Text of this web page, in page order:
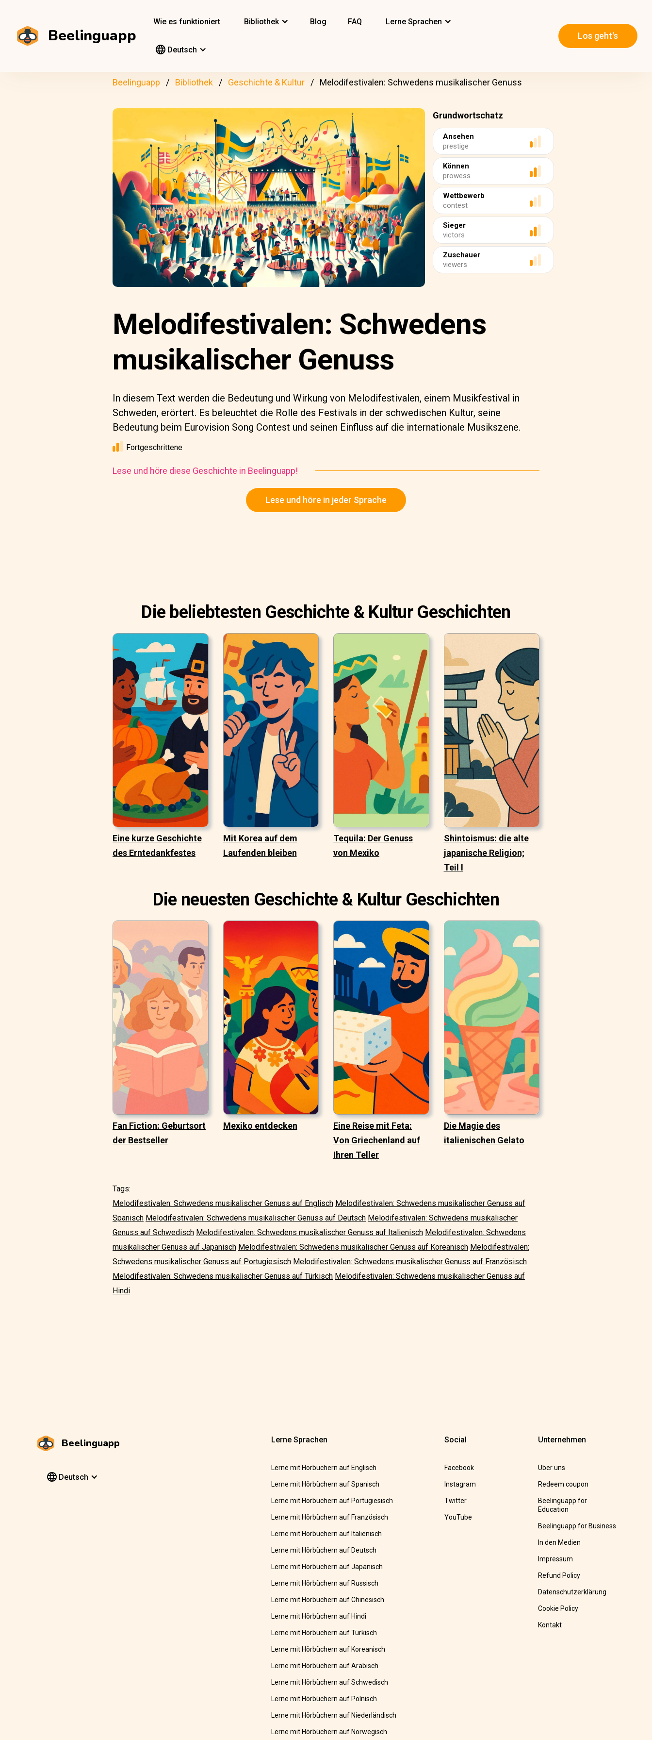
Beelinguapp
Wie es funktioniert Bibliothek Blog FAQ Lerne Sprachen
Deutsch
Los geht's
Beelinguapp Bibliothek Geschichte & Kultur Melodifestivalen: Schwedens musikalischer Genuss
Grundwortschatz
Ansehen
prestige
Können
prowess
Wettbewerb
contest
Sieger
victors
Zuschauer
viewers
Melodifestivalen: Schwedens
musikalischer Genuss
In diesem Text werden die Bedeutung und Wirkung von Melodifestivalen, einem Musikfestival in
Schweden, erörtert. Es beleuchtet die Rolle des Festivals in der schwedischen Kultur, seine
Bedeutung beim Eurovision Song Contest und seinen Einfluss auf die internationale Musikszene.
Fortgeschrittene
Lese und höre diese Geschichte in Beelinguapp!
Lese und höre in jeder Sprache
Die beliebtesten Geschichte & Kultur Geschichten
Eine kurze Geschichte
des Erntedankfestes
Mit Korea auf dem
Laufenden bleiben
Tequila: Der Genuss
von Mexiko
Shintoismus: die alte
japanische Religion;
Teil I
Die neuesten Geschichte & Kultur Geschichten
Fan Fiction: Geburtsort
der Bestseller
Mexiko entdecken
Eine Reise mit Feta:
Von Griechenland auf
Ihren Teller
Die Magie des
italienischen Gelato
Tags:
Melodifestivalen: Schwedens musikalischer Genuss auf Englisch Melodifestivalen: Schwedens musikalischer Genuss auf
Spanisch Melodifestivalen: Schwedens musikalischer Genuss auf Deutsch Melodifestivalen: Schwedens musikalischer
Genuss auf Schwedisch Melodifestivalen: Schwedens musikalischer Genuss auf Italienisch Melodifestivalen: Schwedens
musikalischer Genuss auf Japanisch Melodifestivalen: Schwedens musikalischer Genuss auf Koreanisch Melodifestivalen:
Schwedens musikalischer Genuss auf Portugiesisch Melodifestivalen: Schwedens musikalischer Genuss auf Französisch
Melodifestivalen: Schwedens musikalischer Genuss auf Türkisch Melodifestivalen: Schwedens musikalischer Genuss auf
Hindi
Beelinguapp
Deutsch
Lerne Sprachen
Lerne mit Hörbüchern auf Englisch
Lerne mit Hörbüchern auf Spanisch
Lerne mit Hörbüchern auf Portugiesisch
Lerne mit Hörbüchern auf Französisch
Lerne mit Hörbüchern auf Italienisch
Lerne mit Hörbüchern auf Deutsch
Lerne mit Hörbüchern auf Japanisch
Lerne mit Hörbüchern auf Russisch
Lerne mit Hörbüchern auf Chinesisch
Lerne mit Hörbüchern auf Hindi
Lerne mit Hörbüchern auf Türkisch
Lerne mit Hörbüchern auf Koreanisch
Lerne mit Hörbüchern auf Arabisch
Lerne mit Hörbüchern auf Schwedisch
Lerne mit Hörbüchern auf Polnisch
Lerne mit Hörbüchern auf Niederländisch
Lerne mit Hörbüchern auf Norwegisch
Social
Facebook
Instagram
Twitter
YouTube
Unternehmen
Über uns
Redeem coupon
Beelinguapp for
Education
Beelinguapp for Business
In den Medien
Impressum
Refund Policy
Datenschutzerklärung
Cookie Policy
Kontakt